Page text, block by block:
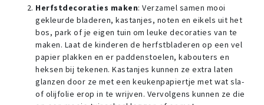
Herfstdecoraties maken: Verzamel samen mooi
gekleurde bladeren, kastanjes, noten en eikels uit het
bos, park of je eigen tuin om leuke decoraties van te
maken. Laat de kinderen de herfstbladeren op een vel
papier plakken en er paddenstoelen, kabouters en
heksen bij tekenen. Kastanjes kunnen ze extra laten
glanzen door ze met een keukenpapiertje met wat sla-
of olijfolie erop in te wrijven. Vervolgens kunnen ze die